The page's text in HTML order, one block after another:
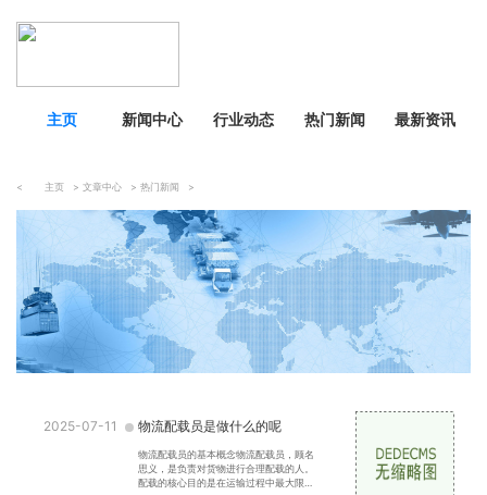
主页 新闻中心 行业动态 热门新闻 最新资讯
< 主页 > 文章中心 > 热门新闻 >
2025-07-11 物流配载员是做什么的呢
物流配载员的基本概念物流配载员，顾名
思义，是负责对货物进行合理配载的人。
配载的核心目的是在运输过程中最大限度